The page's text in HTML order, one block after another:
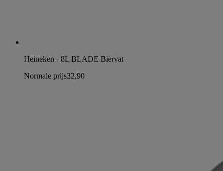
Heineken - 8L BLADE Biervat
Normale prijs32,90